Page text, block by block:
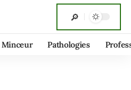
Minceur Pathologies